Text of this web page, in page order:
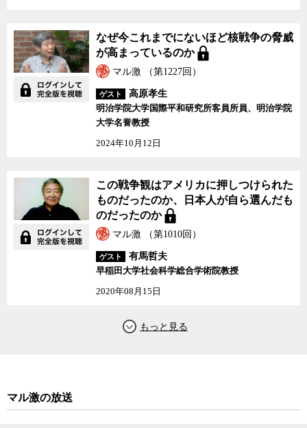
なぜ今これまでにないほど核戦争の脅威
が高まっているのか
マル激 （第1227回）
ゲスト
高原孝生
明治学院大学国際平和研究所客員所員、明治学院
大学名誉教授
2024年10月12日
この戦争観はアメリカに押しつけられた
ものだったのか、日本人が自ら選んだも
のだったのか
マル激 （第1010回）
ゲスト
有馬哲夫
早稲田大学社会科学総合学術院教授
2020年08月15日
マル激の放送